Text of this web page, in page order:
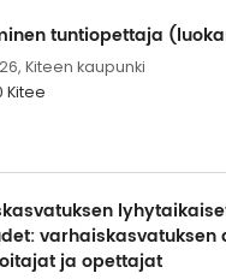
tuntiopettaja
Kiteen kaupunki
Kitee
varhaiskasvatuksen
ja opettajat